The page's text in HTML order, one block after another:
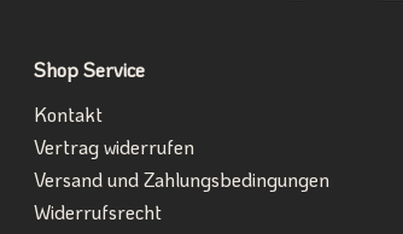
Shop Service
Kontakt
Vertrag widerrufen
Versand und Zahlungsbedingungen
Widerrufsrecht